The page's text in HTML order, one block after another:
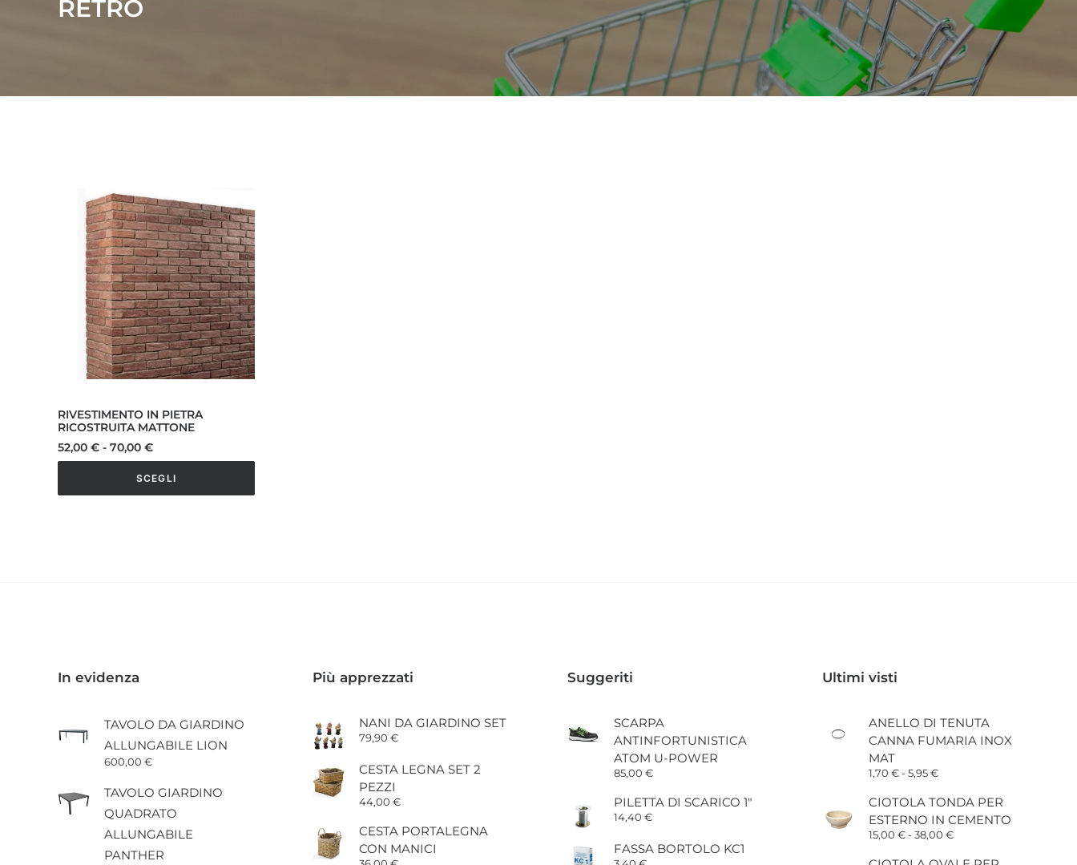
RETRO
RIVESTIMENTO IN PIETRA
RICOSTRUITA MATTONE
52,00 € - 70,00 €Fascia
di
prezzo:
da
52,00 €
SCEGLI
pagina
del
In evidenza
TAVOLO DA GIARDINO
ALLUNGABILE LION
600,00 €
TAVOLO GIARDINO
QUADRATO
ALLUNGABILE
PANTHER
Più apprezzati
NANI DA GIARDINO SET
79,90 €
CESTA LEGNA SET 2
PEZZI
44,00 €
CESTA PORTALEGNA
CON MANICI
Suggeriti
SCARPA
ANTINFORTUNISTICA
ATOM U-POWER
85,00 €
PILETTA DI SCARICO 1"
14,40 €
FASSA BORTOLO KC1
Ultimi visti
ANELLO DI TENUTA
CANNA FUMARIA INOX
MAT
1,70 €-5,95€Fascia
prezzo:
da
1,70 €
a
CIOTOLA TONDA PER
ESTERNO IN CEMENTO
15,00 €-38,00 €Fascia
prezzo: